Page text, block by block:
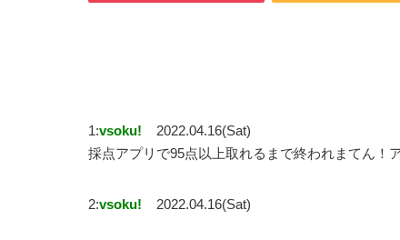
1:vsoku!
2022.04.16(Sat)
採点アプリで95点以上取れるまで終われまてん！
2:vsoku! 2022.04.16(Sat)